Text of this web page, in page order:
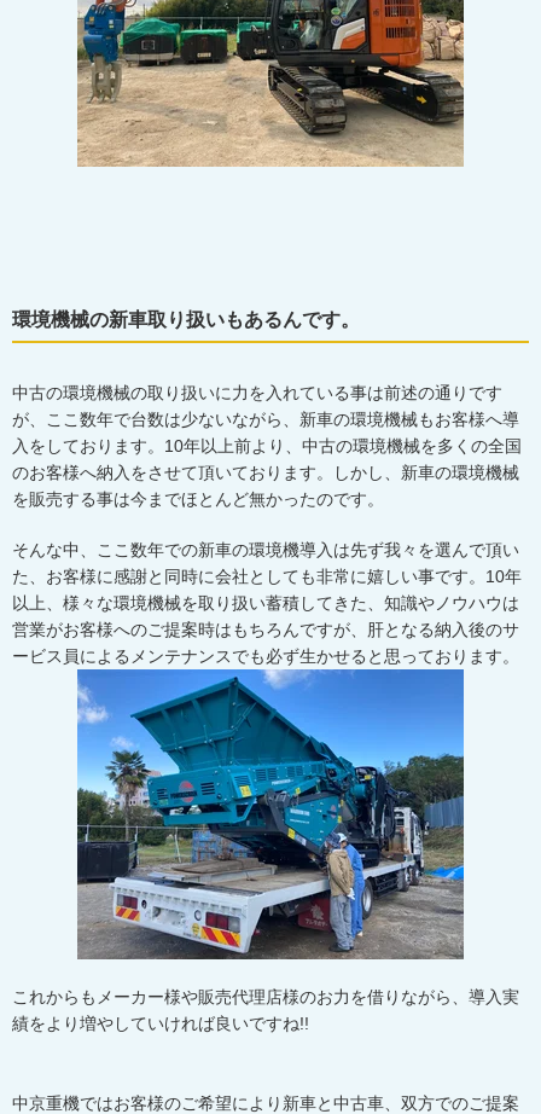
環境機械の新車取り扱いもあるんです。
中古の環境機械の取り扱いに力を入れている事は前述の通りです
が、ここ数年で台数は少ないながら、新車の環境機械もお客様へ導
入をしております。10年以上前より、中古の環境機械を多くの全国
のお客様へ納入をさせて頂いております。しかし、新車の環境機械
を販売する事は今までほとんど無かったのです。
そんな中、ここ数年での新車の環境機導入は先ず我々を選んで頂い
た、お客様に感謝と同時に会社としても非常に嬉しい事です。10年
以上、様々な環境機械を取り扱い蓄積してきた、知識やノウハウは
営業がお客様へのご提案時はもちろんですが、肝となる納入後のサ
ービス員によるメンテナンスでも必ず生かせると思っております。
これからもメーカー様や販売代理店様のお力を借りながら、導入実
績をより増やしていければ良いですね!!
中京重機ではお客様のご希望により新車と中古車、双方でのご提案